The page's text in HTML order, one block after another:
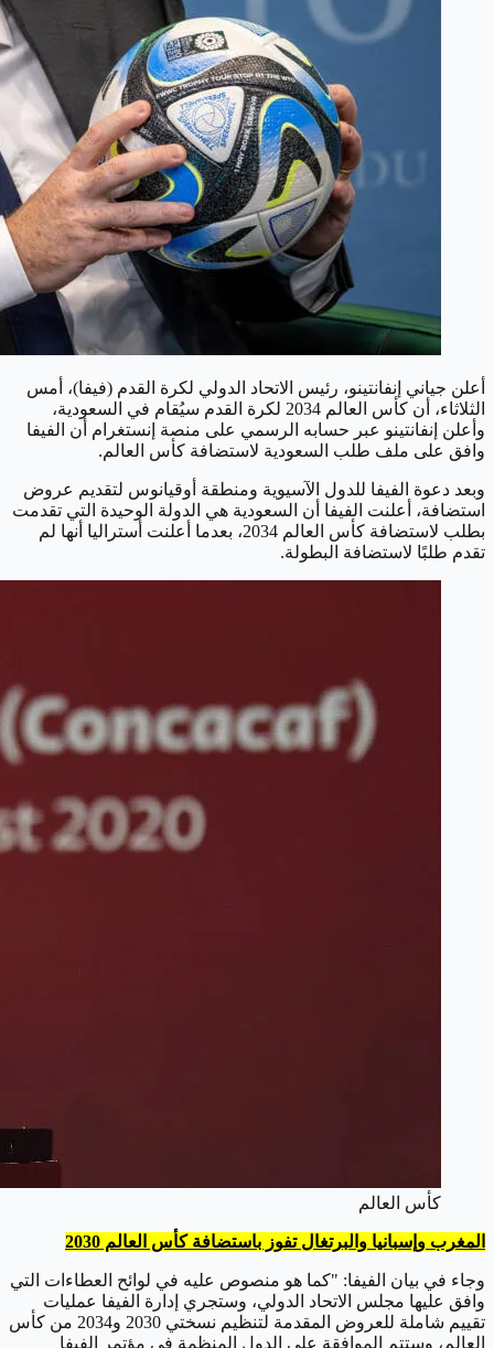
أعلن جياني إنفانتينو، رئيس الاتحاد الدولي لكرة القدم (فيفا)، أمس
الثلاثاء، أن كأس العالم 2034 لكرة القدم سيُقام في السعودية،
وأعلن إنفانتينو عبر حسابه الرسمي على منصة إنستغرام أن الفيفا
وافق على ملف طلب السعودية لاستضافة كأس العالم.
وبعد دعوة الفيفا للدول الآسيوية ومنطقة أوقيانوس لتقديم عروض
استضافة، أعلنت الفيفا أن السعودية هي الدولة الوحيدة التي تقدمت
بطلب لاستضافة كأس العالم 2034، بعدما أعلنت أستراليا أنها لم
تقدم طلبًا لاستضافة البطولة.
كأس العالم
المغرب وإسبانيا والبرتغال تفوز باستضافة كأس العالم 2030
وجاء في بيان الفيفا: "كما هو منصوص عليه في لوائح العطاءات التي
وافق عليها مجلس الاتحاد الدولي، وستجري إدارة الفيفا عمليات
تقييم شاملة للعروض المقدمة لتنظيم نسختي 2030 و2034 من كأس
العالم، وستتم الموافقة على الدول المنظمة في مؤتمر الفيفا